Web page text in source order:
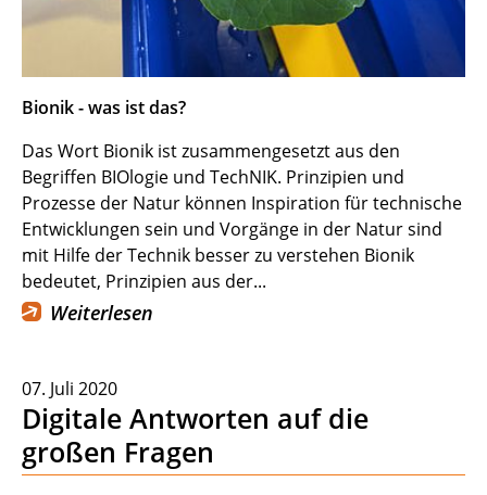
Bionik - was ist das?
Das Wort Bionik ist zusammengesetzt aus den
Begriffen BIOlogie und TechNIK. Prinzipien und
Prozesse der Natur können Inspiration für technische
Entwicklungen sein und Vorgänge in der Natur sind
mit Hilfe der Technik besser zu verstehen Bionik
bedeutet, Prinzipien aus der...
Weiterlesen
07. Juli 2020
Digitale Antworten auf die
großen Fragen